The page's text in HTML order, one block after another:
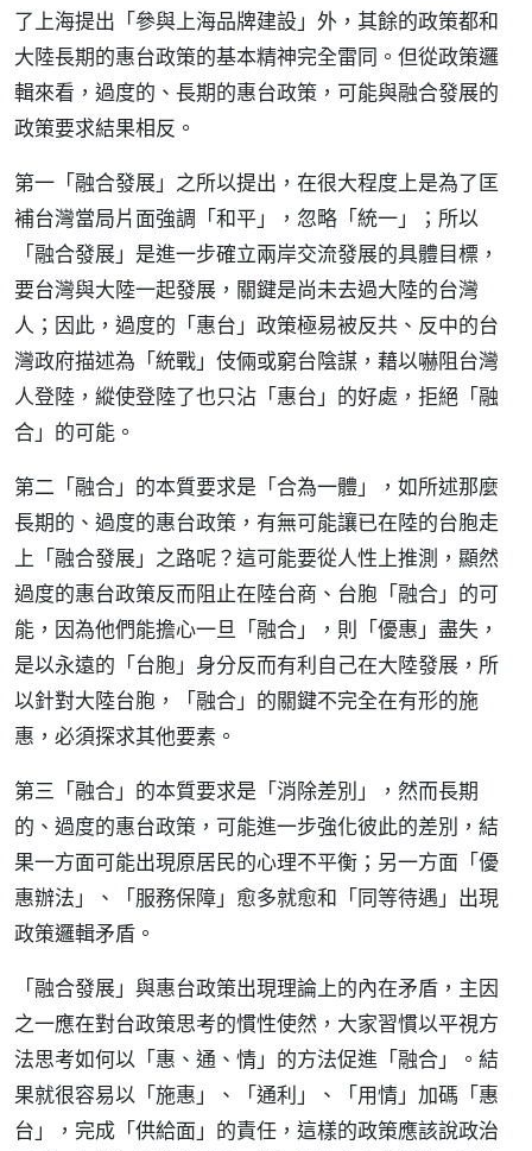
了上海提出「參與上海品牌建設」外，其餘的政策都和
大陸長期的惠台政策的基本精神完全雷同。但從政策邏
輯來看，過度的、長期的惠台政策，可能與融合發展的
政策要求結果相反。
第一「融合發展」之所以提出，在很大程度上是為了匡
補台灣當局片面強調「和平」，忽略「統一」；所以
「融合發展」是進一步確立兩岸交流發展的具體目標，
要台灣與大陸一起發展，關鍵是尚未去過大陸的台灣
人；因此，過度的「惠台」政策極易被反共、反中的台
灣政府描述為「統戰」伎倆或窮台陰謀，藉以嚇阻台灣
人登陸，縱使登陸了也只沾「惠台」的好處，拒絕「融
合」的可能。
第二「融合」的本質要求是「合為一體」，如所述那麼
長期的、過度的惠台政策，有無可能讓已在陸的台胞走
上「融合發展」之路呢？這可能要從人性上推測，顯然
過度的惠台政策反而阻止在陸台商、台胞「融合」的可
能，因為他們能擔心一旦「融合」，則「優惠」盡失，
是以永遠的「台胞」身分反而有利自己在大陸發展，所
以針對大陸台胞，「融合」的關鍵不完全在有形的施
惠，必須探求其他要素。
第三「融合」的本質要求是「消除差別」，然而長期
的、過度的惠台政策，可能進一步強化彼此的差別，結
果一方面可能出現原居民的心理不平衡；另一方面「優
惠辦法」、「服務保障」愈多就愈和「同等待遇」出現
政策邏輯矛盾。
「融合發展」與惠台政策出現理論上的內在矛盾，主因
之一應在對台政策思考的慣性使然，大家習慣以平視方
法思考如何以「惠、通、情」的方法促進「融合」。結
果就很容易以「施惠」、「通利」、「用情」加碼「惠
台」，完成「供給面」的責任，這樣的政策應該說政治